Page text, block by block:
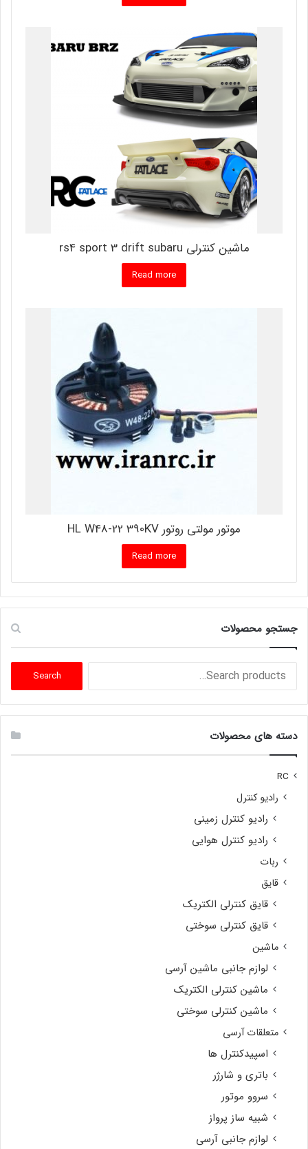
ماشین کنترلی rs4 sport 3 drift subaru
Read more
موتور مولتی روتور HL W48-22 390KV
Read more
جستجو محصولات
Search
Search
دسته های محصولات
RC
رادیو کنترل
رادیو کنترل زمینی
رادیو کنترل هوایی
ربات
قایق
قایق کنترلی الکتریک
قایق کنترلی سوختی
ماشین
لوازم جانبی ماشین آرسی
ماشین کنترلی الکتریک
ماشین کنترلی سوختی
متعلقات آرسی
اسپیدکنترل ها
باتری و شارژر
سروو موتور
شبیه ساز پرواز
لوازم جانبی آرسی